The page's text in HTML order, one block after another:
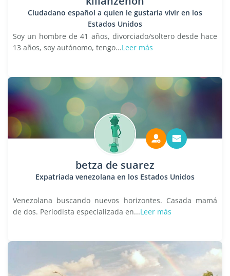
Ciudadano español a quien le gustaría vivir en los
Estados Unidos
Soy un hombre de 41 años, divorciado/soltero desde hace
13 años, soy autónomo, tengo...Leer más
betza de suarez
Expatriada venezolana en los Estados Unidos
Venezolana buscando nuevos horizontes. Casada mamá
de dos. Periodista especializada en...Leer más